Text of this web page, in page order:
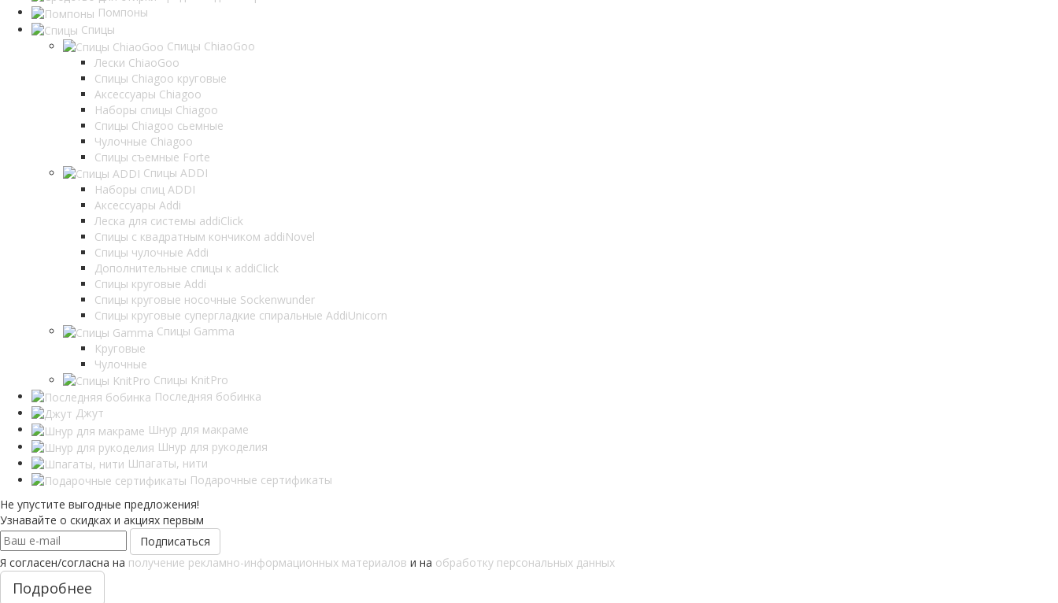
Помпоны
Спицы
Спицы ChiaoGoo
Лески ChiaoGoo
Cпицы Сhiagoo круговые
Аксессуары Chiagoo
Наборы спицы Chiagoo
Спицы Chiagoo сьемные
Чулочные Chiagoo
Спицы съемные Forte
Спицы ADDI
Наборы спиц ADDI
Аксессуары Addi
Леска для системы addiClick
Спицы с квадратным кончиком addiNovel
Спицы чулочные Addi
Дополнительные спицы к addiClick
Спицы круговые Addi
Спицы круговые носочные Sockenwunder
Спицы круговые супергладкие спиральные AddiUnicorn
Спицы Gamma
Круговые
Чулочные
Спицы KnitPro
Последняя бобинка
Джут
Шнур для макраме
Шнур для рукоделия
Шпагаты, нити
Подарочные сертификаты
Не упустите выгодные предложения!
Узнавайте о скидках и акциях первым
Я согласен/согласна на получение рекламно-информационных материалов и на обработку персональных данных
Подробнее